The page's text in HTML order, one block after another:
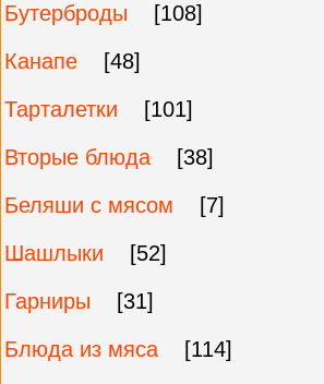
Бутерброды
[108]
Канапе
[48]
Тарталетки
[101]
Вторые блюда
[38]
Беляши с мясом
[7]
Шашлыки
[52]
Гарниры
[31]
Блюда из мяса
[114]